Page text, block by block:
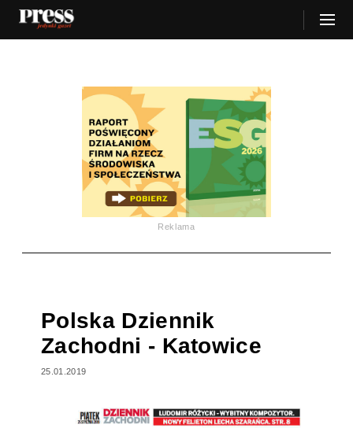
Reklama
Polska Dziennik
Zachodni - Katowice
25.01.2019